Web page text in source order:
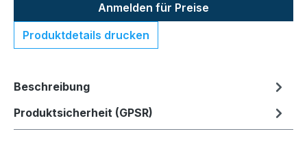
Anmelden für Preise
Produktdetails drucken
Beschreibung
Produktsicherheit (GPSR)